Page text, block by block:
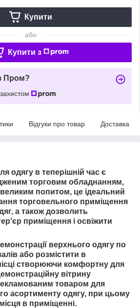
Купити
або
Купити з
Пром?
Відгуки про товар Доставка
одягу в теперішній час є
торговим обладнанням,
попитом, це ідеальний
торговельного приміщення
а також дозволить
приміщення і освіжити
верхнього одягу по
або розмістити в
створюючи комфортну для
вітрину
товаром для
асортименту одягу, при цьому
в приміщенні.